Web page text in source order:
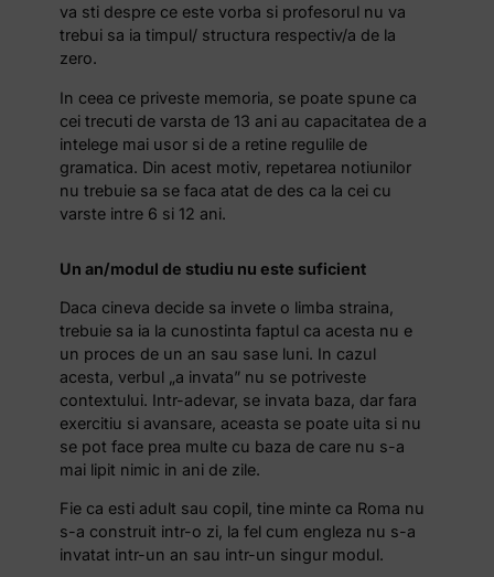
va sti despre ce este vorba si profesorul nu va
trebui sa ia timpul/ structura respectiv/a de la
zero.
In ceea ce priveste memoria, se poate spune ca
cei trecuti de varsta de 13 ani au capacitatea de a
intelege mai usor si de a retine regulile de
gramatica. Din acest motiv, repetarea notiunilor
nu trebuie sa se faca atat de des ca la cei cu
varste intre 6 si 12 ani.
Un an/modul de studiu nu este suficient
Daca cineva decide sa invete o limba straina,
trebuie sa ia la cunostinta faptul ca acesta nu e
un proces de un an sau sase luni. In cazul
acesta, verbul „a invata” nu se potriveste
contextului. Intr-adevar, se invata baza, dar fara
exercitiu si avansare, aceasta se poate uita si nu
se pot face prea multe cu baza de care nu s-a
mai lipit nimic in ani de zile.
Fie ca esti adult sau copil, tine minte ca Roma nu
s-a construit intr-o zi, la fel cum engleza nu s-a
invatat intr-un an sau intr-un singur modul.